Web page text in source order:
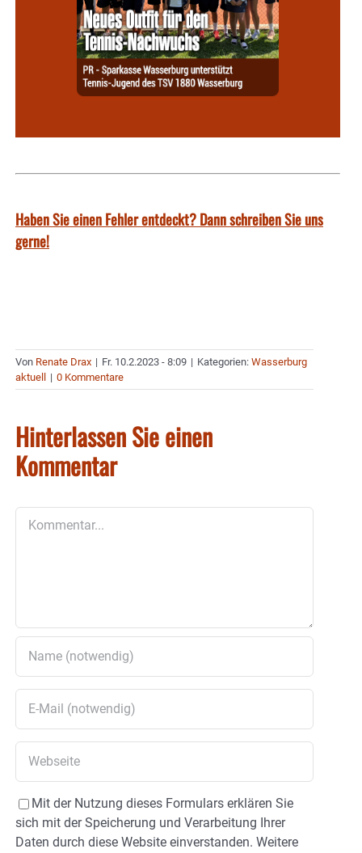
Haben Sie einen Fehler entdeckt? Dann schreiben Sie uns
gerne!
Von Renate Drax | Fr. 10.2.2023 - 8:09 | Kategorien: Wasserburg
aktuell
| 0 Kommentare
Hinterlassen Sie einen
Kommentar
Mit der Nutzung dieses Formulars erklären Sie
sich mit der Speicherung und Verarbeitung Ihrer
Daten durch diese Website einverstanden. Weitere